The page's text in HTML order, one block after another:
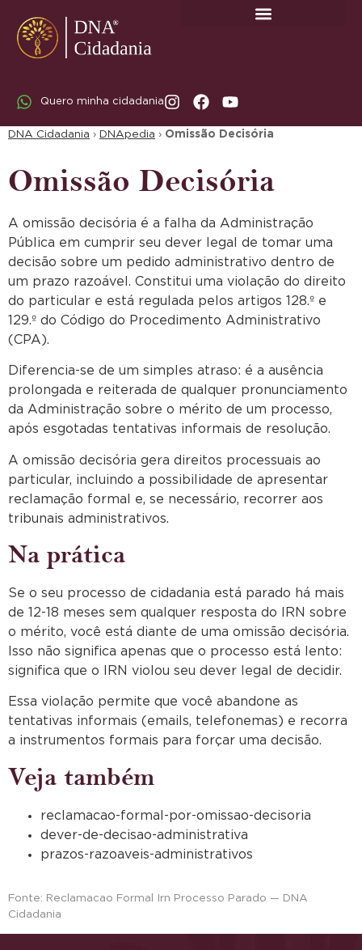
Quero minha cidadania
DNA Cidadania › DNApedia › Omissão Decisória
Omissão Decisória
A omissão decisória é a falha da Administração
Pública em cumprir seu dever legal de tomar uma
decisão sobre um pedido administrativo dentro de
um prazo razoável. Constitui uma violação do direito
do particular e está regulada pelos artigos 128.º e
129.º do Código do Procedimento Administrativo
(CPA).
Diferencia-se de um simples atraso: é a ausência
prolongada e reiterada de qualquer pronunciamento
da Administração sobre o mérito de um processo,
após esgotadas tentativas informais de resolução.
A omissão decisória gera direitos processuais ao
particular, incluindo a possibilidade de apresentar
reclamação formal e, se necessário, recorrer aos
tribunais administrativos.
Na prática
Se o seu processo de cidadania está parado há mais
de 12-18 meses sem qualquer resposta do IRN sobre
o mérito, você está diante de uma omissão decisória.
Isso não significa apenas que o processo está lento:
significa que o IRN violou seu dever legal de decidir.
Essa violação permite que você abandone as
tentativas informais (emails, telefonemas) e recorra
a instrumentos formais para forçar uma decisão.
Veja também
reclamacao-formal-por-omissao-decisoria
dever-de-decisao-administrativa
prazos-razoaveis-administrativos
Fonte: Reclamacao Formal Irn Processo Parado — DNA
Cidadania